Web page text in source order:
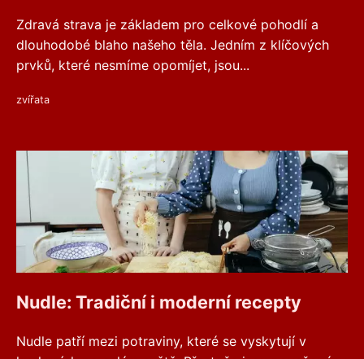
Zdravá strava je základem pro celkové pohodlí a
dlouhodobé blaho našeho těla. Jedním z klíčových
prvků, které nesmíme opomíjet, jsou...
zvířata
Nudle: Tradiční i moderní recepty
Nudle patří mezi potraviny, které se vyskytují v